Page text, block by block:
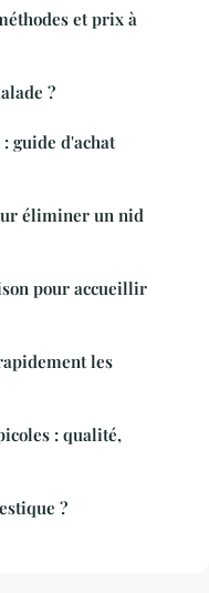
et prix à
?
guide d'achat
éliminer un nid
pour accueillir
les
: qualité,
?